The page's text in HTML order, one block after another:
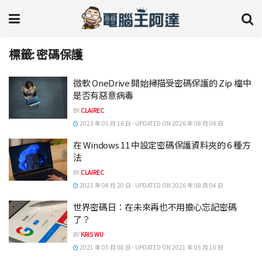
標籤:密碼保護
微軟 OneDrive 開始掃描受密碼保護的 Zip 檔中
是否有惡意病毒
BY CLAIREC
2023 年 05 月 16 日 - UPDATED ON 2026 年 08 月 04 日
在 Windows 11 中設定密碼保護資料夾的 6 種方
法
BY CLAIREC
2023 年 04 月 20 日 - UPDATED ON 2026 年 08 月 04 日
世界密碼日：在未來再也不用擔心忘記密碼
了？
BY KRIS WU
2021 年 05 月 08 日 - UPDATED ON 2021 年 05 月 10 日